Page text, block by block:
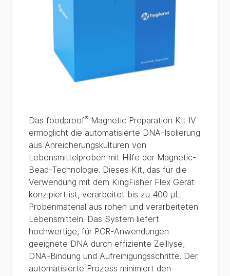
Das foodproof® Magnetic Preparation Kit IV
ermöglicht die automatisierte DNA-Isolierung
aus Anreicherungskulturen von
Lebensmittelproben mit Hilfe der Magnetic-
Bead-Technologie. Dieses Kit, das für die
Verwendung mit dem KingFisher Flex Gerät
konzipiert ist, verarbeitet bis zu 400 μL
Probenmaterial aus rohen und verarbeiteten
Lebensmitteln. Das System liefert
hochwertige, für PCR-Anwendungen
geeignete DNA durch effiziente Zelllyse,
DNA-Bindung und Aufreinigungsschritte. Der
automatisierte Prozess minimiert den